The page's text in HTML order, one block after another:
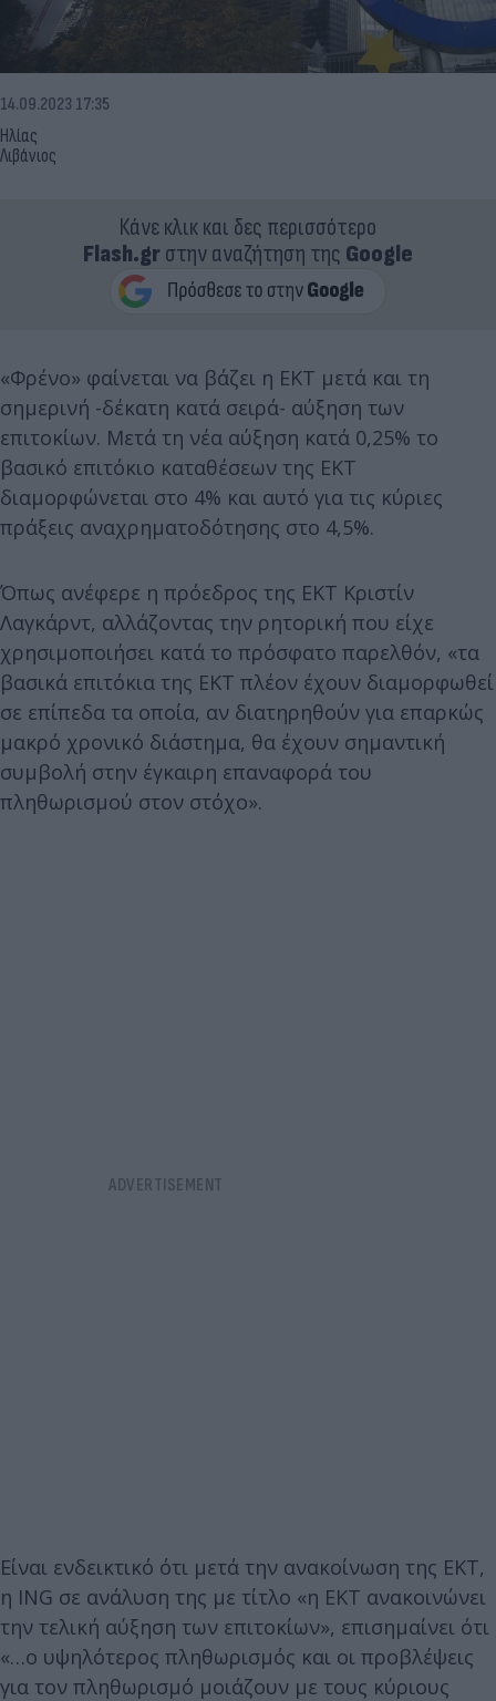
Ηλίας
Λιβάνιος
14.09.2023 17:35
Κάνε κλικ και δες περισσότερο
Flash.grστην αναζήτηση της Google
«Φρένο» φαίνεται να βάζει η ΕΚΤ μετά και τη
σημερινή -δέκατη κατά σειρά- αύξηση των
επιτοκίων. Μετά τη νέα αύξηση κατά 0,25% το
βασικό επιτόκιο καταθέσεων της ΕΚΤ
διαμορφώνεται στο 4% και αυτό για τις κύριες
πράξεις αναχρηματοδότησης στο 4,5%.
Όπως ανέφερε η πρόεδρος της ΕΚΤ Κριστίν
Λαγκάρντ, αλλάζοντας την ρητορική που είχε
χρησιμοποιήσει κατά το πρόσφατο παρελθόν, «τα
βασικά επιτόκια της ΕΚΤ πλέον έχουν διαμορφωθεί
σε επίπεδα τα οποία, αν διατηρηθούν για επαρκώς
μακρό χρονικό διάστημα, θα έχουν σημαντική
συμβολή στην έγκαιρη επαναφορά του
πληθωρισμού στον στόχο».
Είναι ενδεικτικό ότι μετά την ανακοίνωση της ΕΚΤ,
η ΙNG σε ανάλυση της με τίτλο «η ΕΚΤ ανακοινώνει
την τελική αύξηση των επιτοκίων», επισημαίνει ότι
«…ο υψηλότερος πληθωρισμός και οι προβλέψεις
για τον πληθωρισμό μοιάζουν με τους κύριους